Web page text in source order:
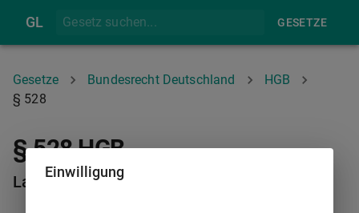
GL GESETZE
Gesetze Bundesrecht Deutschland
HGB
§ 528
§ 528 HGB
Ladehafen. Ladeplatz
Einwilligung